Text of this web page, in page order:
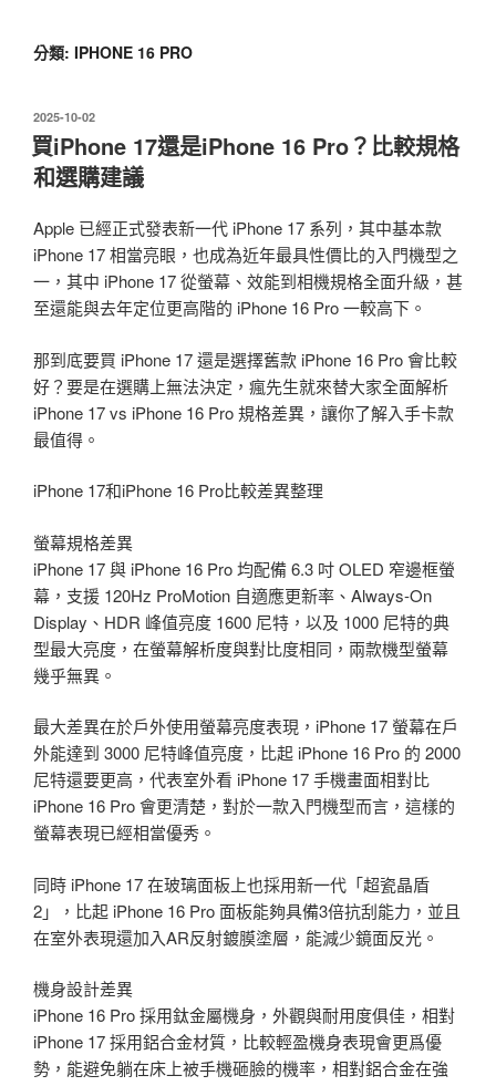
分類: IPHONE 16 PRO
發
佈
於
2025-10-02
買iPhone 17還是iPhone 16 Pro？比較規格
和選購建議
Apple 已經正式發表新一代 iPhone 17 系列，其中基本款
iPhone 17 相當亮眼，也成為近年最具性價比的入門機型之
一，其中 iPhone 17 從螢幕、效能到相機規格全面升級，甚
至還能與去年定位更高階的 iPhone 16 Pro 一較高下。
那到底要買 iPhone 17 還是選擇舊款 iPhone 16 Pro 會比較
好？要是在選購上無法決定，瘋先生就來替大家全面解析
iPhone 17 vs iPhone 16 Pro 規格差異，讓你了解入手卡款
最值得。
iPhone 17和iPhone 16 Pro比較差異整理
螢幕規格差異
iPhone 17 與 iPhone 16 Pro 均配備 6.3 吋 OLED 窄邊框螢
幕，支援 120Hz ProMotion 自適應更新率、Always-On
Display、HDR 峰值亮度 1600 尼特，以及 1000 尼特的典
型最大亮度，在螢幕解析度與對比度相同，兩款機型螢幕
幾乎無異。
最大差異在於戶外使用螢幕亮度表現，iPhone 17 螢幕在戶
外能達到 3000 尼特峰值亮度，比起 iPhone 16 Pro 的 2000
尼特還要更高，代表室外看 iPhone 17 手機畫面相對比
iPhone 16 Pro 會更清楚，對於一款入門機型而言，這樣的
螢幕表現已經相當優秀。
同時 iPhone 17 在玻璃面板上也採用新一代「超瓷晶盾
2」，比起 iPhone 16 Pro 面板能夠具備3倍抗刮能力，並且
在室外表現還加入AR反射鍍膜塗層，能減少鏡面反光。
機身設計差異
iPhone 16 Pro 採用鈦金屬機身，外觀與耐用度俱佳，相對
iPhone 17 採用鋁合金材質，比較輕盈機身表現會更爲優
勢，能避免躺在床上被手機砸臉的機率，相對鋁合金在強